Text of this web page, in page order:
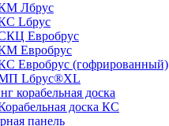
Лбрус
Lбрус
Евробрус
Евробрус
Евробрус (гофрированный)
Lбрус®XL
корабельная доска
доска КС
панель